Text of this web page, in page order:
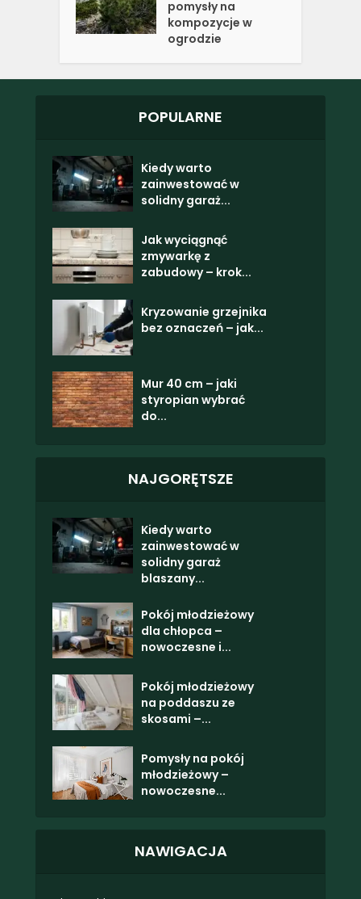
pomysły na
kompozycje w
ogrodzie
POPULARNE
Kiedy warto
zainwestować w
solidny garaż...
Jak wyciągnąć
zmywarkę z
zabudowy – krok...
Kryzowanie grzejnika
bez oznaczeń – jak...
Mur 40 cm – jaki
styropian wybrać
do...
NAJGORĘTSZE
Kiedy warto
zainwestować w
solidny garaż
blaszany...
Pokój młodzieżowy
dla chłopca –
nowoczesne i...
Pokój młodzieżowy
na poddaszu ze
skosami –...
Pomysły na pokój
młodzieżowy –
nowoczesne...
NAWIGACJA